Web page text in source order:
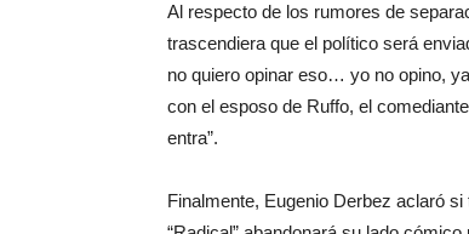
Al respecto de los rumores de
trascendiera que el político será
no quiero opinar eso… yo no opino,
con el esposo de Ruffo, el
entra”.
Finalmente, Eugenio Derbez aclaró